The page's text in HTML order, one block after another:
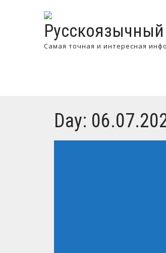
Самая точная и интересная
Day: